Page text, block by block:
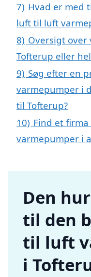
7) Hvad er med
luft til luft
8) Oversigt
Tofterup eller
9) Søg efter en
varmepumper i
til Tofterup?
10) Find et
varmepumper i
Den
til den
til luft
i